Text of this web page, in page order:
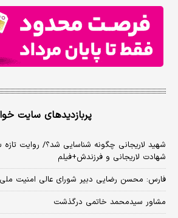
پربازدیدهای سایت
شهید لاریجانی چگونه شناسایی شد؟/ روایت تازه
شهادت لاریجانی و فرزندش+فیلم
فارس: محسن رضایی دبیر شورای عالی امنیت
مشاور سیدمحمد خاتمی درگذشت